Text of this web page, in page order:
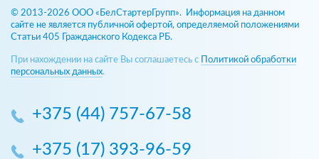
© 2013-2026 ООО «БелСтартерГрупп». Информация на данном
сайте не является публичной офертой, определяемой положениями
Статьи 405 Гражданского Кодекса РБ.
При нахождении на сайте Вы соглашаетесь с
Политикой обработки
персональных данных.
+375 (44) 757-67-58
+375 (17) 393-96-59